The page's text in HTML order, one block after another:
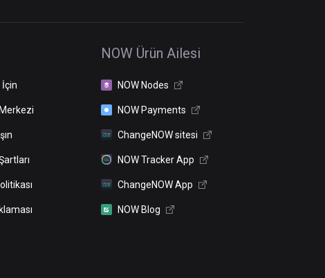
NOW Ürün Ailesi
NOW Nodes
NOW Payments
ChangeNOW sitesi
NOW Tracker App
ChangeNOW App
NOW Blog